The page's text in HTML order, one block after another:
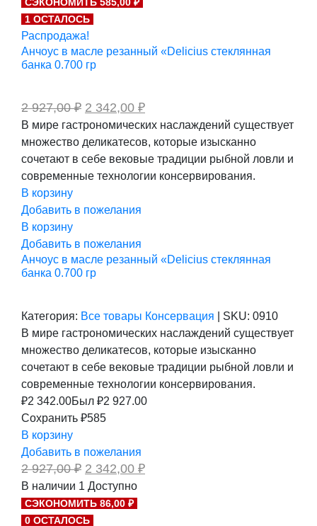
составляла
592,00 ₽.
474,00 ₽.
1 ОСТАЛОСЬ
Распродажа!
Анчоус в масле резанный «Delicius стеклянная
банка 0.700 гр
2 927,00₽ Первоначальная
цена
составляла
2
927,00 ₽.
2 342,00 ₽Текущая
цена:
2
342,00 ₽.
В мире гастрономических наслаждений существует
множество деликатесов, которые изысканно
сочетают в себе вековые традиции рыбной ловли и
современные технологии консервирования.
В корзину
Добавить в пожелания
В корзину
Добавить в пожелания
Анчоус в масле резанный «Delicius стеклянная
банка 0.700 гр
Категория: Все товары Консервация SKU: 0910
В мире гастрономических наслаждений существует
множество деликатесов, которые изысканно
сочетают в себе вековые традиции рыбной ловли и
современные технологии консервирования.
₽2 342.00Был ₽2 927.00
Сохранить ₽585
В корзину
Добавить в пожелания
2 927,00₽ Первоначальная
цена
составляла
2
927,00 ₽.
2 342,00 ₽Текущая
цена:
В наличии 1 Доступно
СЭКОНОМИТЬ 86,00 ₽
0 ОСТАЛОСЬ